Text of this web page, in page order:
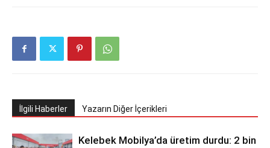
İlgili Haberler Yazarın Diğer İçerikleri
Kelebek Mobilya’da üretim durdu: 2 bin